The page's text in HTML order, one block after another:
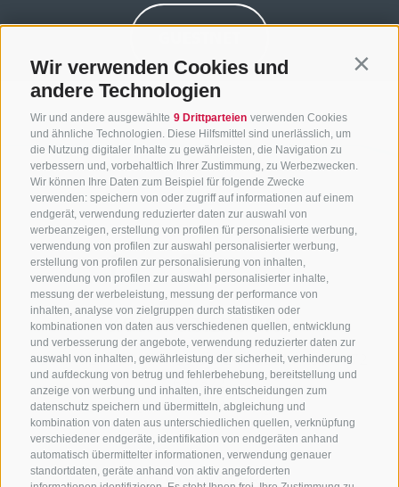
Wir verwenden Cookies und
andere Technologien
Wir und andere ausgewählte 9 Drittparteien verwenden Cookies
und ähnliche Technologien. Diese Hilfsmittel sind unerlässlich, um
die Nutzung digitaler Inhalte zu gewährleisten, die Navigation zu
verbessern und, vorbehaltlich Ihrer Zustimmung, zu Werbezwecken.
Wir können Ihre Daten zum Beispiel für folgende Zwecke
verwenden: speichern von oder zugriff auf informationen auf einem
endgerät, verwendung reduzierter daten zur auswahl von
werbeanzeigen, erstellung von profilen für personalisierte werbung,
verwendung von profilen zur auswahl personalisierter werbung,
erstellung von profilen zur personalisierung von inhalten,
verwendung von profilen zur auswahl personalisierter inhalte,
messung der werbeleistung, messung der performance von
inhalten, analyse von zielgruppen durch statistiken oder
kombinationen von daten aus verschiedenen quellen, entwicklung
und verbesserung der angebote, verwendung reduzierter daten zur
auswahl von inhalten, gewährleistung der sicherheit, verhinderung
und aufdeckung von betrug und fehlerbehebung, bereitstellung und
anzeige von werbung und inhalten, ihre entscheidungen zum
datenschutz speichern und übermitteln, abgleichung und
kombination von daten aus unterschiedlichen quellen, verknüpfung
verschiedener endgeräte, identifikation von endgeräten anhand
automatisch übermittelter informationen, verwendung genauer
standortdaten, geräte anhand von aktiv angeforderten
KONTAKTIERE UNS
+39 0472 765325/+39 0472 760608/+39 0472
632372
info@sterzing-ratschings.it
NEWSLETTER